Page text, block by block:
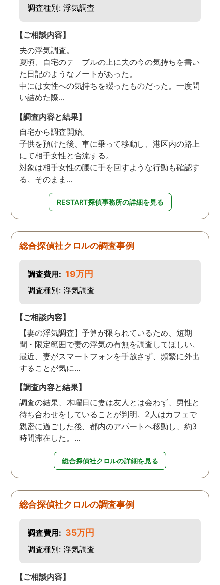
調査種別: 浮気調査
【ご相談内容】
夫の浮気調査。
夏頃、自宅のテーブルの上に夫の今の気持ちを書い
た日記のようなノートがあった。
中には女性への気持ちを綴ったものだった。一度問
い詰めた際...
【調査内容と結果】
自宅から調査開始。
子供を預けた後、車に乗って移動し、港区内の路上
にて相手女性と合流する。
対象は相手女性の腰に手を回すような行動も確認す
る。そのまま...
RESTART探偵事務所の詳細を見る
総合探偵社クロルの調査事例
調査費用: 19万円
調査種別: 浮気調査
【ご相談内容】
【妻の浮気調査】予算が限られているため、短期
間・限定範囲で妻の浮気の有無を調査してほしい。
最近、妻がスマートフォンを手放さず、頻繁に外出
することが気に...
【調査内容と結果】
調査の結果、木曜日に妻は友人とは会わず、男性と
待ち合わせをしていることが判明。2人はカフェで
親密に過ごした後、都内のアパートへ移動し、約3
時間滞在した。...
総合探偵社クロルの詳細を見る
総合探偵社クロルの調査事例
調査費用: 35万円
調査種別: 浮気調査
【ご相談内容】